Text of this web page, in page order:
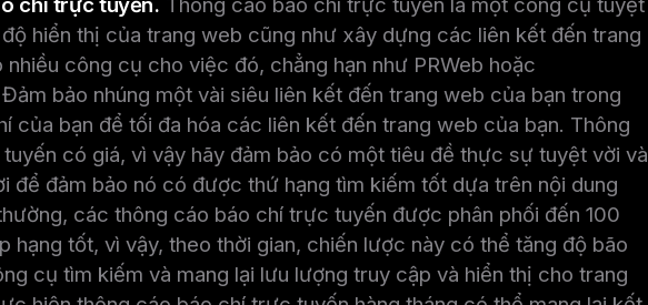
hiển thị của trang web cũng như xây dựng các liên kết đến trang
công cụ cho việc đó, chẳng hạn như PRWeb hoặc
bảo nhúng một vài siêu liên kết đến trang web của bạn trong
của bạn để tối đa hóa các liên kết đến trang web của bạn. Thông
có giá, vì vậy hãy đảm bảo có một tiêu đề thực sự tuyệt vời và
để đảm bảo nó có được thứ hạng tìm kiếm tốt dựa trên nội dung
các thông cáo báo chí trực tuyến được phân phối đến 100
hạng tốt, vì vậy, theo thời gian, chiến lược này có thể tăng độ bão
cụ tìm kiếm và mang lại lưu lượng truy cập và hiển thị cho trang